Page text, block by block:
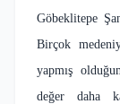
Göbeklitepe
Birçok
yapmış
değer daha